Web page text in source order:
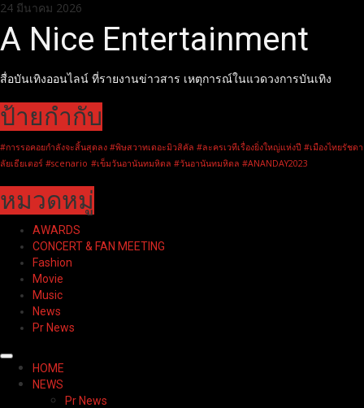
Skip
to
content
24 มีนาคม 2026
A Nice Entertainment
สื่อบันเทิงออนไลน์ ที่รายงานข่าวสาร เหตุการณ์ในแวดวงการบันเทิง
ป้ายกำกับ
#การรอคอยกำลังจะสิ้นสุดลง #พิษสวาทเดอะมิวสิคัล #ละครเวทีเรื่องยิ่งใหญ่แห่งปี #เมืองไทยรัชดา
ลัยเธียเตอร์ #scenario #เข็มวันอานันทมหิดล #วันอานันทมหิดล #ANANDAY2023
หมวดหมู่
AWARDS
CONCERT & FAN MEETING
Fashion
Movie
Music
News
Pr News
Primary
Menu
HOME
NEWS
Pr News